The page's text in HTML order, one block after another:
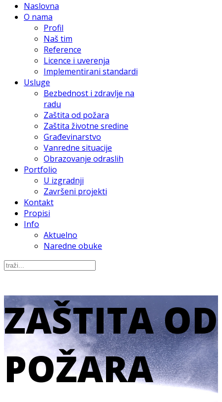
Naslovna
O nama
Profil
Naš tim
Reference
Licence i uverenja
Implementirani standardi
Usluge
Bezbednost i zdravlje na
radu
Zaštita od požara
Zaštita životne sredine
Građevinarstvo
Vanredne situacije
Obrazovanje odraslih
Portfolio
U izgradnji
Završeni projekti
Kontakt
Propisi
Info
Aktuelno
Naredne obuke
ZAŠTITA OD
POŽARA